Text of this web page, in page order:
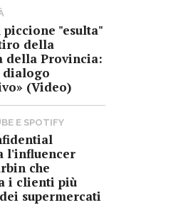
"esulta"
della
della Provincia:
dialogo
(Video)
E SPOTIFY
l'influencer
che
i clienti più
supermercati